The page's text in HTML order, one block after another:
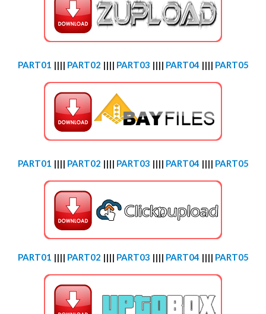
PART01 |||| PART02 |||| PART03 |||| PART04 |||| PART05
PART01 |||| PART02 |||| PART03 |||| PART04 |||| PART05
PART01 |||| PART02 |||| PART03 |||| PART04 |||| PART05